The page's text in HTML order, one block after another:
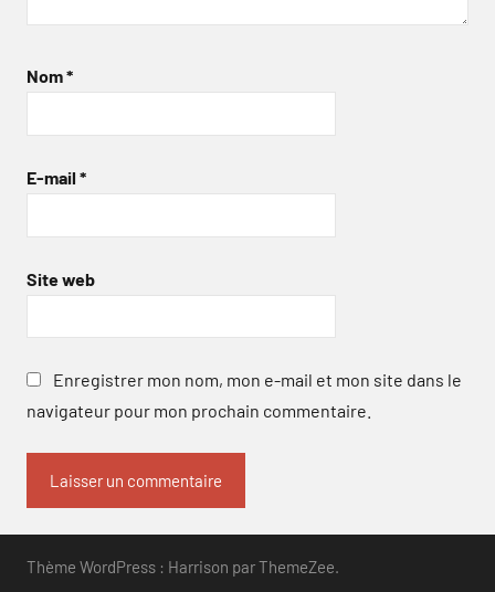
Nom*
E-mail *
Site web
Enregistrer mon nom, mon e-mail et mon site dans le
navigateur pour mon prochain commentaire.
Thème WordPress : Harrison par ThemeZee.